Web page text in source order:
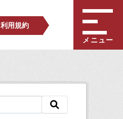
利用規約
メニュー